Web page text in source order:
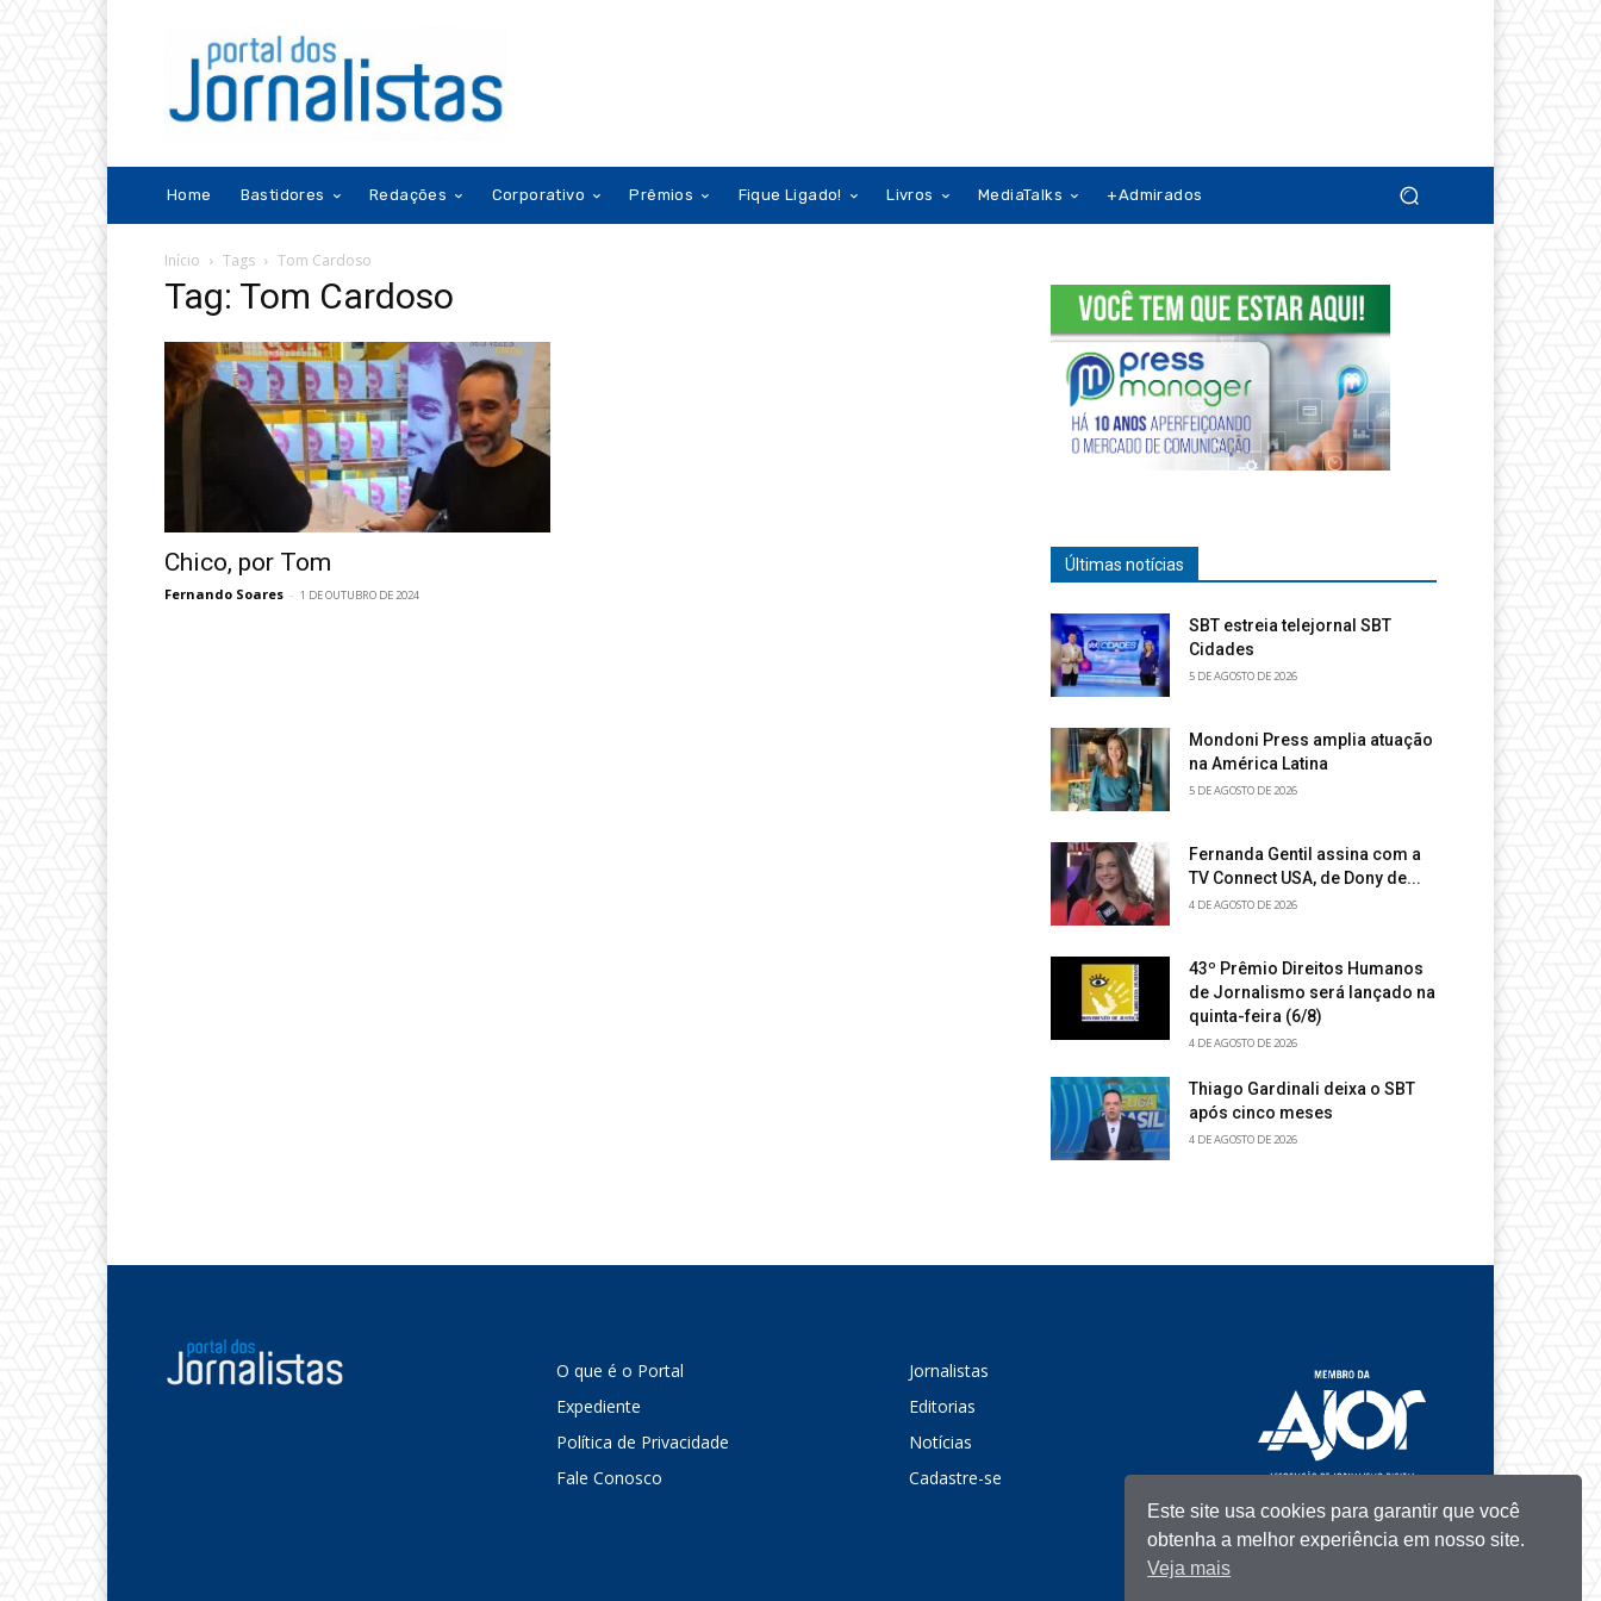
Home Bastidores Redações Corporativo Prêmios Fique Ligado! Livros MediaTalks +Admirados
Início Tags Tom Cardoso
Tag: Tom Cardoso
Chico, por Tom
Fernando Soares - 1 DE OUTUBRO DE 2024
Últimas notícias
SBT estreia telejornal SBT
Cidades
5 DE AGOSTO DE 2026
Mondoni Press amplia atuação
na América Latina
5 DE AGOSTO DE 2026
Fernanda Gentil assina com a
TV Connect USA, de Dony de...
4 DE AGOSTO DE 2026
43º Prêmio Direitos Humanos
de Jornalismo será lançado na
quinta-feira (6/8)
4 DE AGOSTO DE 2026
Thiago Gardinali deixa o SBT
após cinco meses
4 DE AGOSTO DE 2026
O que é o Portal
Expediente
Política de Privacidade
Fale Conosco
Jornalistas
Editorias
Notícias
Cadastre-se
Este site usa cookies para garantir que você
obtenha a melhor experiência em nosso site.
Veja mais